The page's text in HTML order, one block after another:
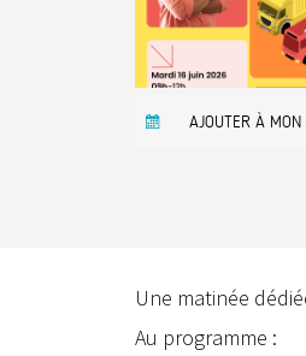
AJOUTER À MON
Une matinée
Au programme :